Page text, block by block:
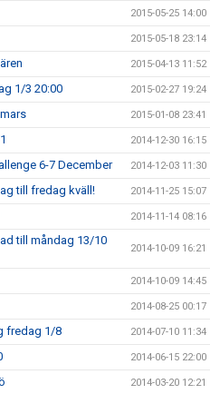
2015-05-25 14:00
2015-05-18 23:14
2015-04-13 11:52
1/3 20:00 2015-02-27 19:24
2015-01-08 23:41
2014-12-30 16:15
6-7 December 2014-12-03 11:30
till fredag kväll! 2014-11-25 15:07
2014-11-14 08:16
till måndag 13/10
2014-10-09 16:21
2014-10-09 14:45
2014-08-25 00:17
fredag 1/8 2014-07-10 11:34
2014-06-15 22:00
2014-03-20 12:21